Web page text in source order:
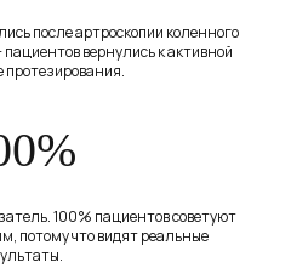
после артроскопии коленного
пациентов вернулись к активной
100% пациентов советуют
потому что видят реальные